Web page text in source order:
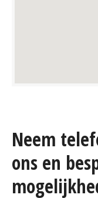
Neem
ons en